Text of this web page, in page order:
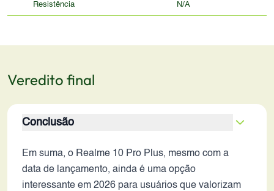
Resistência N/A
Veredito final
Conclusão
Em suma, o Realme 10 Pro Plus, mesmo com a
data de lançamento, ainda é uma opção
interessante em 2026 para usuários que valorizam